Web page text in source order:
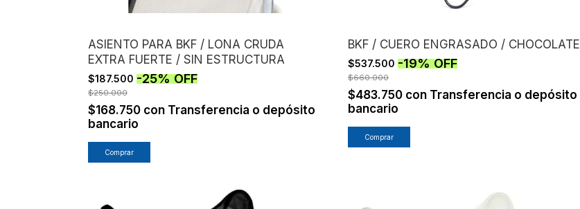
ASIENTO PARA BKF / LONA CRUDA
EXTRA FUERTE / SIN ESTRUCTURA
$187.500 -25%OFF
$250.000
$168.750 con Transferencia o depósito
bancario
BKF / CUERO ENGRASADO / CHOCOLATE
$537.500 -19%OFF
$660.000
$483.750 con Transferencia o depósito
bancario
Comprar